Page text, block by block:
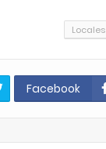
Locales
Facebook